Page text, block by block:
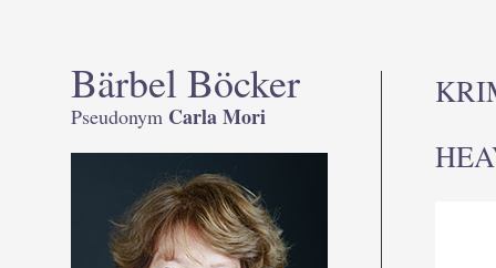
Bärbel Böcker
Pseudonym Carla Mori